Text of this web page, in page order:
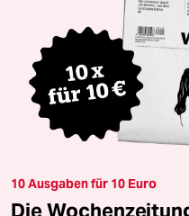
10 Ausgaben für 10 Euro
Die